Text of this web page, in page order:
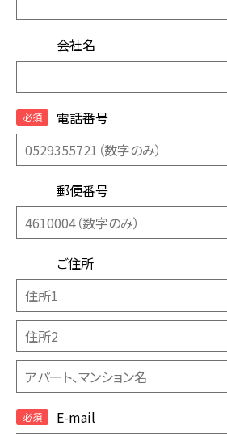
会社名
電話番号
郵便番号
ご住所
E-mail